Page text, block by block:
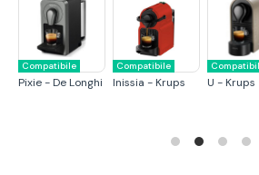
Compatibile
Pixie - De Longhi
Compatibile
Inissia - Krups U - Krups